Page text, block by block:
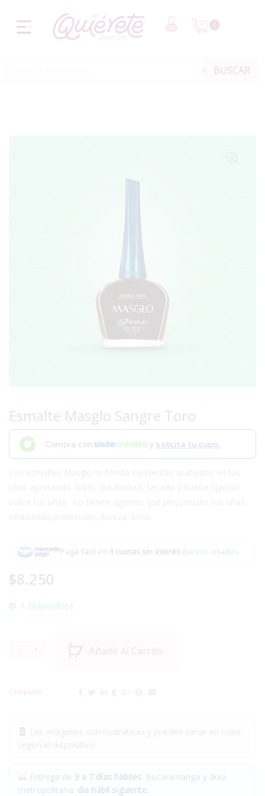
0
BUSCAR
Esmalte Masglo Sangre Toro
Compra con y solicita tu cupo.
Pagá fácil en 3 cuotas sin interés.Bancos aliados
$8.250
1 Disponibles
Añadir Al Carrito
Compartir:
Entrega de 3 a 7 días hábiles. Bucaramanga y área
metropolitana: día hábil siguiente.